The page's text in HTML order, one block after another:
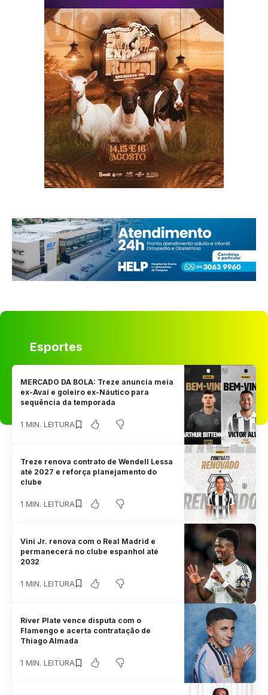
Esportes
MERCADO DA BOLA: Treze anuncia meia
ex-Avaí e goleiro ex-Náutico para
sequência da temporada
1 MIN. LEITURA
Treze renova contrato de Wendell Lessa
até 2027 e reforça planejamento do
clube
1 MIN. LEITURA
Vini Jr. renova com o Real Madrid e
permanecerá no clube espanhol até
2032
1 MIN. LEITURA
River Plate vence disputa com o
Flamengo e acerta contratação de
Thiago Almada
1 MIN. LEITURA